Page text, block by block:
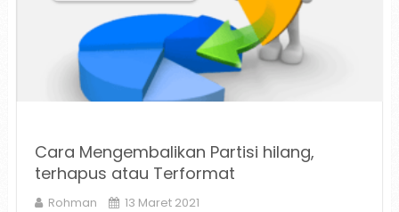
Cara Mengembalikan Partisi hilang,
terhapus atau Terformat
Rohman 13 Maret 2021